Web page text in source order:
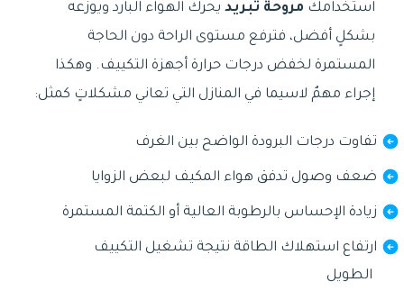
استخدامك مروحة تبريد يحرك الهواء البارد ويوزعه
بشكلٍ أفضل، فترفع مستوى الراحة دون الحاجة
المستمرة لخفض درجات حرارة أجهزة التكييف. وهكذا
إجراء مهمٌ لاسيما في المنازل التي تعاني مشكلاتٍ كمثل:
تفاوت درجات البرودة الواضح بين الغرف
ضعف وصول تدفق هواء المكيف لبعض الزوايا
زيادة الإحساس بالرطوبة العالية أو الكتمة المستمرة
ارتفاع استهلاك الطاقة نتيجة تشغيل التكييف
الطويل